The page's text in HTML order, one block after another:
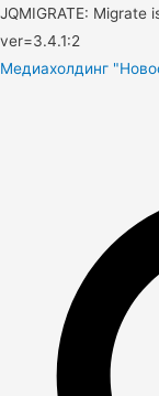
JQMIGRATE: Migrate
ver=3.4.1:2
Медиахолдинг